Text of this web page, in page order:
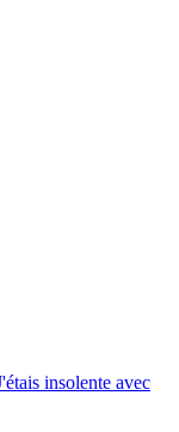
insolente avec